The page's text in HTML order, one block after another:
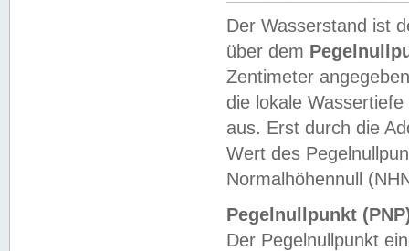
Der Wasserstand ist
über dem
Zentimeter
die lokale
aus. Erst durch die
Wert des
Normalhöhennull
Pegelnullpunkt
Der Pegelnullpunkt